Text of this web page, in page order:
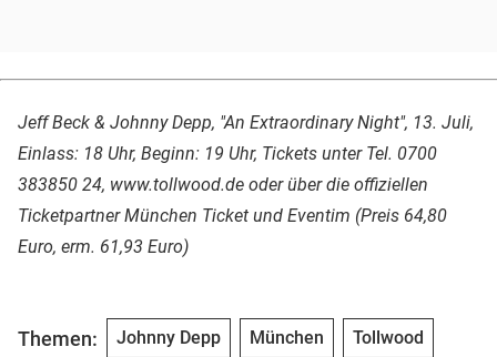
Jeff Beck & Johnny Depp, "An Extraordinary Night", 13. Juli,
Einlass: 18 Uhr, Beginn: 19 Uhr, Tickets unter Tel. 0700
383850 24, www.tollwood.de oder über die offiziellen
Ticketpartner München Ticket und Eventim (Preis 64,80
Euro, erm. 61,93 Euro)
Themen: Johnny Depp München Tollwood